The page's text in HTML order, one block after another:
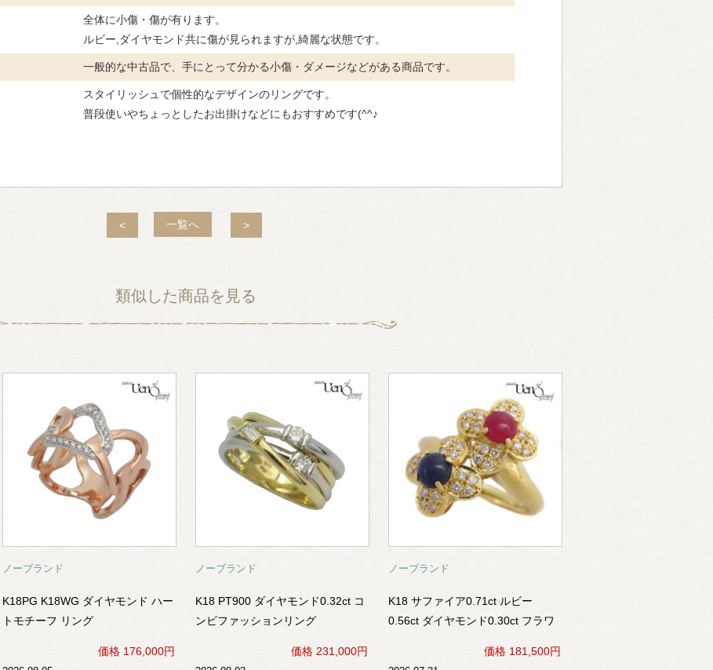
全体に小傷・傷が有ります。
ルビー,ダイヤモンド共に傷が見られますが,綺麗な状態です。
一般的な中古品で、手にとって分かる小傷・ダメージなどがある商品です。
スタイリッシュで個性的なデザインのリングです。
普段使いやちょっとしたお出掛けなどにもおすすめです(^^♪
< 一覧へ >
類似した商品を見る
ノーブランド
K18PG K18WG ダイヤモンド ハー
トモチーフ リング
価格 176,000円
ノーブランド
K18 PT900 ダイヤモンド0.32ct コ
ンビファッションリング
価格 231,000円
ノーブランド
K18 サファイア0.71ct ルビー
0.56ct ダイヤモンド0.30ct フラワ
ーモチーフ リング
価格 181,500円